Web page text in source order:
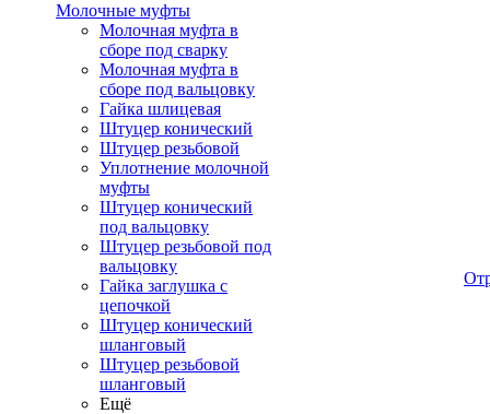
Молочные муфты
Молочная муфта в
сборе под сварку
Молочная муфта в
сборе под вальцовку
Гайка шлицевая
Штуцер конический
Штуцер резьбовой
Уплотнение молочной
муфты
Штуцер конический
под вальцовку
Штуцер резьбовой под
вальцовку
Гайка заглушка с
цепочкой
Штуцер конический
шланговый
Штуцер резьбовой
шланговый
Ещё